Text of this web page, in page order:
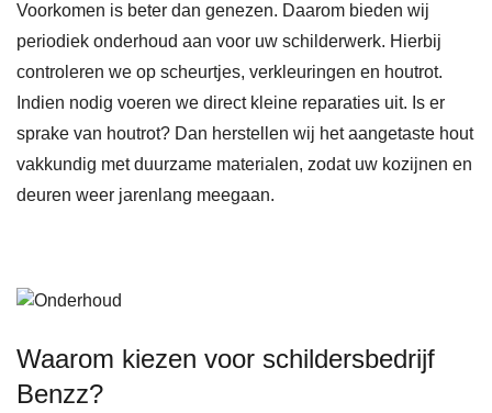
Voorkomen is beter dan genezen. Daarom bieden wij
periodiek onderhoud aan voor uw schilderwerk. Hierbij
controleren we op scheurtjes, verkleuringen en houtrot.
Indien nodig voeren we direct kleine reparaties uit. Is er
sprake van houtrot? Dan herstellen wij het aangetaste hout
vakkundig met duurzame materialen, zodat uw kozijnen en
deuren weer jarenlang meegaan.
Waarom kiezen voor schildersbedrijf
Benzz?